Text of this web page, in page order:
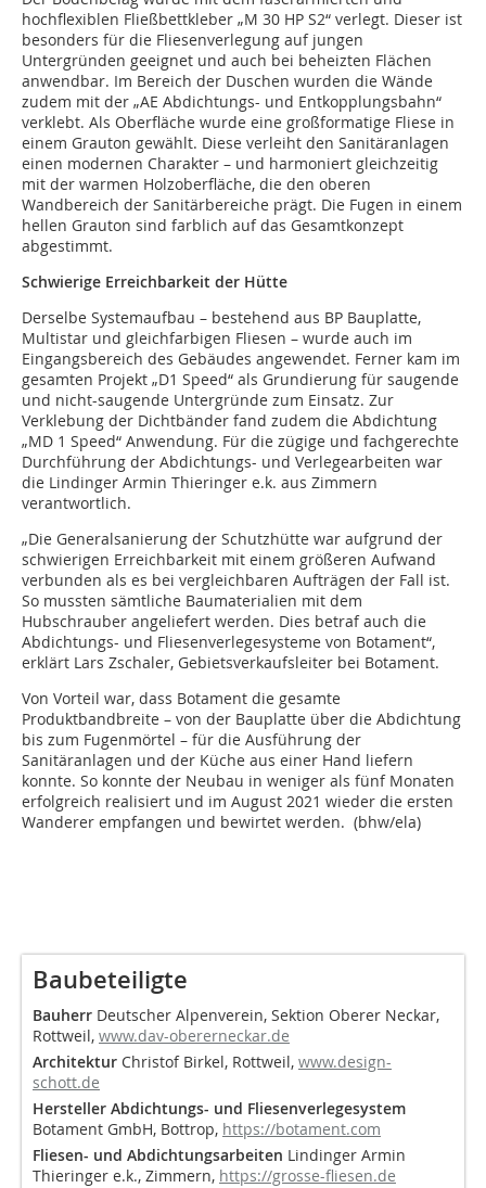
hochflexiblen Fließbettkleber „M 30 HP S2“ verlegt. Dieser ist
besonders für die Fliesenverlegung auf jungen
Untergründen geeignet und auch bei beheizten Flächen
anwendbar. Im Bereich der Duschen wurden die Wände
zudem mit der „AE Abdichtungs- und Entkopplungsbahn“
verklebt. Als Oberfläche wurde eine großformatige Fliese in
einem Grauton gewählt. Diese verleiht den Sanitäranlagen
einen modernen Charakter – und harmoniert gleichzeitig
mit der warmen Holzoberfläche, die den oberen
Wandbereich der Sanitärbereiche prägt. Die Fugen in einem
hellen Grauton sind farblich auf das Gesamtkonzept
abgestimmt.
Schwierige Erreichbarkeit der Hütte
Derselbe Systemaufbau – bestehend aus BP Bauplatte,
Multistar und gleichfarbigen Fliesen – wurde auch im
Eingangsbereich des Gebäudes angewendet. Ferner kam im
gesamten Projekt „D1 Speed“ als Grundierung für saugende
und nicht-saugende Untergründe zum Einsatz. Zur
Verklebung der Dichtbänder fand zudem die Abdichtung
„MD 1 Speed“ Anwendung. Für die zügige und fachgerechte
Durchführung der Abdichtungs- und Verlegearbeiten war
die Lindinger Armin Thieringer e.k. aus Zimmern
verantwortlich.
„Die Generalsanierung der Schutzhütte war aufgrund der
schwierigen Erreichbarkeit mit einem größeren Aufwand
verbunden als es bei vergleichbaren Aufträgen der Fall ist.
So mussten sämtliche Baumaterialien mit dem
Hubschrauber angeliefert werden. Dies betraf auch die
Abdichtungs- und Fliesenverlegesysteme von Botament“,
erklärt Lars Zschaler, Gebietsverkaufsleiter bei Botament.
Von Vorteil war, dass Botament die gesamte
Produktbandbreite – von der Bauplatte über die Abdichtung
bis zum Fugenmörtel – für die Ausführung der
Sanitäranlagen und der Küche aus einer Hand liefern
konnte. So konnte der Neubau in weniger als fünf Monaten
erfolgreich realisiert und im August 2021 wieder die ersten
Wanderer empfangen und bewirtet werden. (bhw/ela)
Baubeteiligte
Bauherr Deutscher Alpenverein, Sektion Oberer Neckar,
Rottweil, www.dav-obererneckar.de
Architektur Christof Birkel, Rottweil, www.design-
schott.de
Hersteller Abdichtungs- und Fliesenverlegesystem
Botament GmbH, Bottrop, https://botament.com
Fliesen- und Abdichtungsarbeiten Lindinger Armin
Thieringer e.k., Zimmern, https://grosse-fliesen.de